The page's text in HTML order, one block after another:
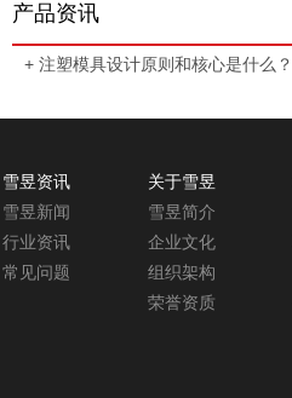
产品资讯
+ 注塑模具设计原则和核心是什么？
雪昱资讯
雪昱新闻
行业资讯
常见问题
关于雪昱
雪昱简介
企业文化
组织架构
荣誉资质